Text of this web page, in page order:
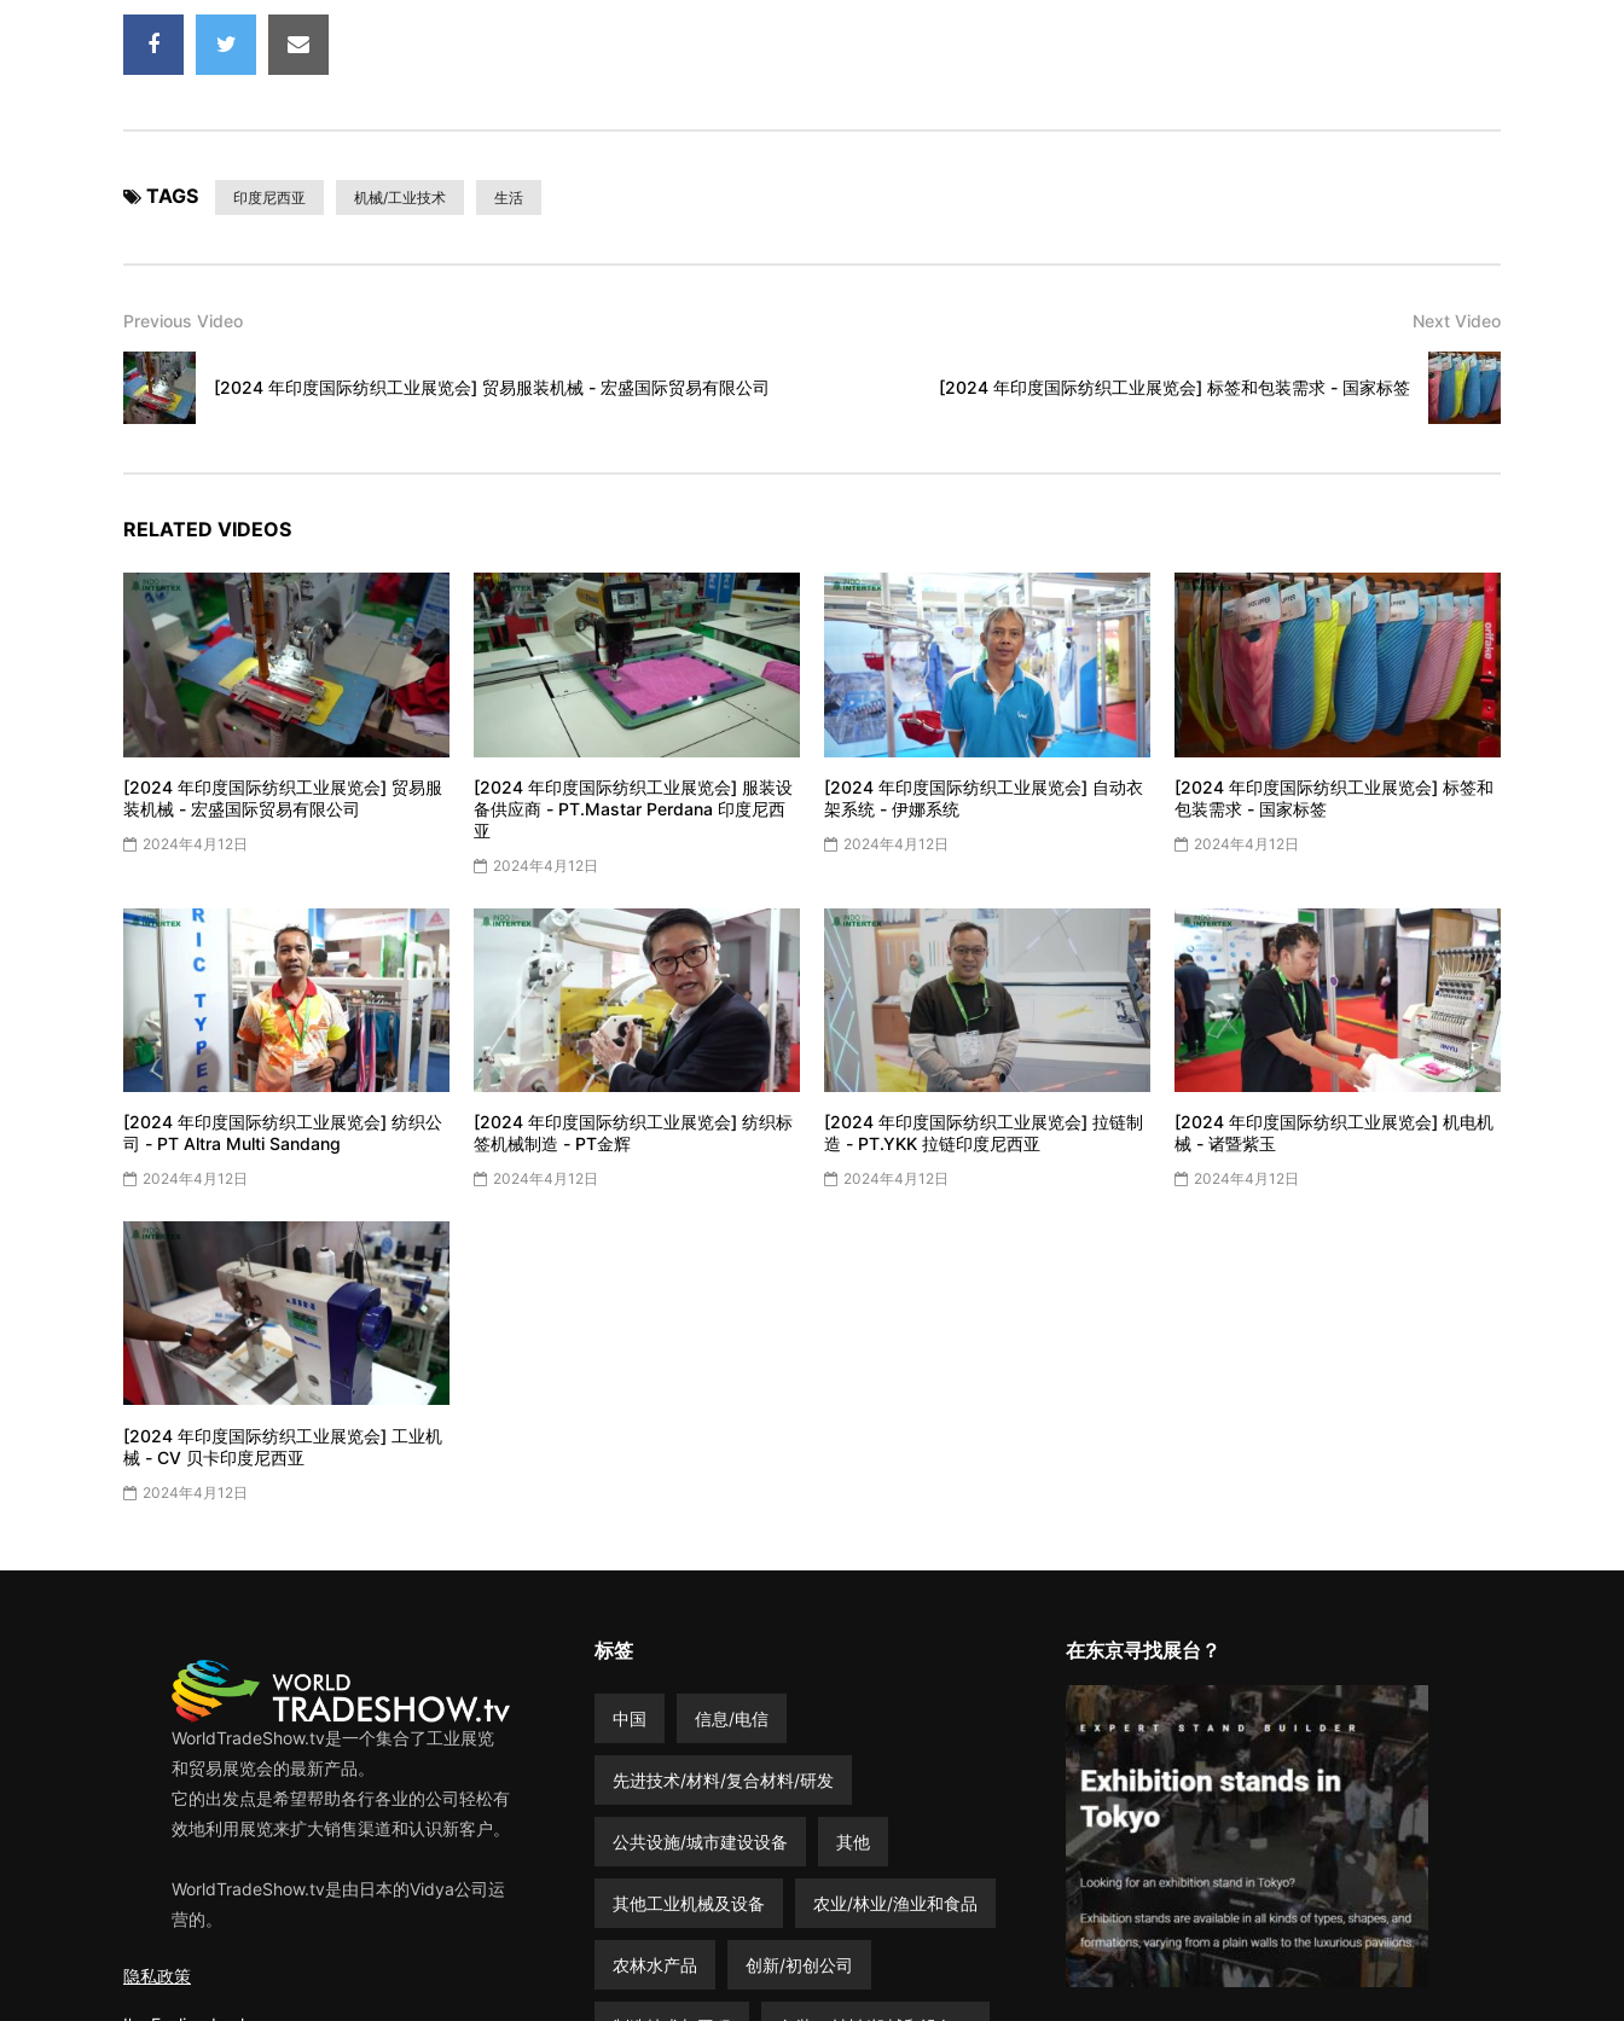
TAGS 印度尼西亚 机械/工业技术 生活
Previous Video
[2024 年印度国际纺织工业展览会] 贸易服装机械 - 宏盛国际贸易有限公司
Next Video
[2024 年印度国际纺织工业展览会] 标签和包装需求 - 国家标签
RELATED VIDEOS
[2024 年印度国际纺织工业展览会] 贸易服
装机械 - 宏盛国际贸易有限公司
2024年4月12日
[2024 年印度国际纺织工业展览会] 服装设
备供应商 - PT.Mastar Perdana 印度尼西
亚
2024年4月12日
[2024 年印度国际纺织工业展览会] 自动衣
架系统 - 伊娜系统
2024年4月12日
[2024 年印度国际纺织工业展览会] 标签和
包装需求 - 国家标签
2024年4月12日
[2024 年印度国际纺织工业展览会] 纺织公
司 - PT Altra Multi Sandang
2024年4月12日
[2024 年印度国际纺织工业展览会] 纺织标
签机械制造 - PT金辉
2024年4月12日
[2024 年印度国际纺织工业展览会] 拉链制
造 - PT.YKK 拉链印度尼西亚
2024年4月12日
[2024 年印度国际纺织工业展览会] 机电机
械 - 诸暨紫玉
2024年4月12日
[2024 年印度国际纺织工业展览会] 工业机
械 - CV 贝卡印度尼西亚
2024年4月12日
WorldTradeShow.tv是一个集合了工业展览
和贸易展览会的最新产品。
它的出发点是希望帮助各行各业的公司轻松有
效地利用展览来扩大销售渠道和认识新客户。
WorldTradeShow.tv是由日本的Vidya公司运
营的。
隐私政策
标签
中国 信息/电信
先进技术/材料/复合材料/研发
公共设施/城市建设设备 其他
其他工业机械及设备 农业/林业/渔业和食品
农林水产品 创新/初创公司
在东京寻找展台？